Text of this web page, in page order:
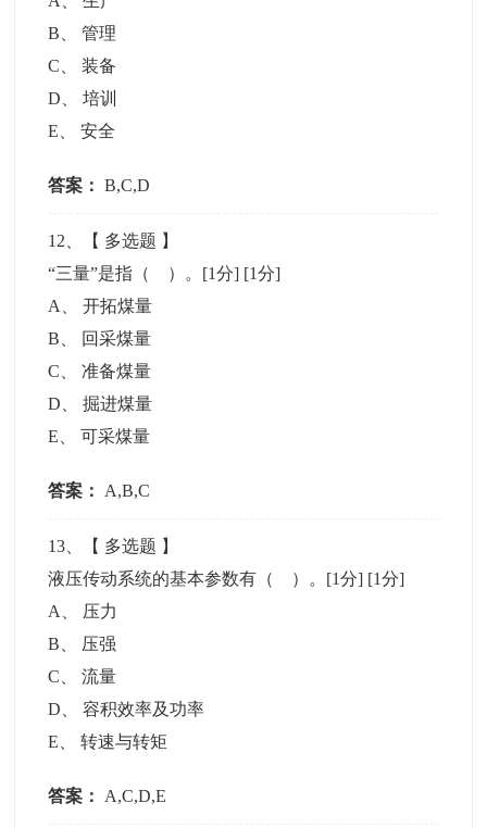
B 、管理
C 、装备
D 、培训
E 、安全
答案： B,C,D
12 、【 多选题 】
“三量”是指（ ）。[1分] [1分]
A
、开拓煤量
B
回采煤量
C 、准备煤量
D 、掘进煤量
E 、可采煤量
答案： A,B,C
13 、【 多选题 】
液压传动系统的基本参数有（ ）。[1分] [1分]
A
压力
B
压强
C 、流量
D 、容积效率及功率
E 、转速与转矩
答案： A,C,D,E